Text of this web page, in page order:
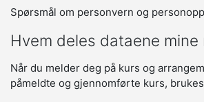
Spørsmål om personvern og
Hvem deles dataene mine
Når du melder deg på kurs og
påmeldte og gjennomførte kurs,